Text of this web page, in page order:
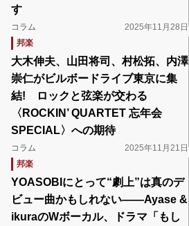
す
コラム
2025年11月28日
邦楽
大木伸夫、山田将司、村松拓、内澤
崇仁がビルボードライブ東京に集
結! ロックと弦楽が交わる
〈ROCKIN’ QUARTET 忘年会
SPECIAL〉への期待
コラム
2025年11月21日
邦楽
YOASOBIにとって“劇上”は真のデ
ビュー曲かもしれない――Ayase &
ikuraのWボーカル、ドラマ「もし